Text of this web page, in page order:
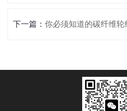
下一篇： 你必须知道的碳纤维轮